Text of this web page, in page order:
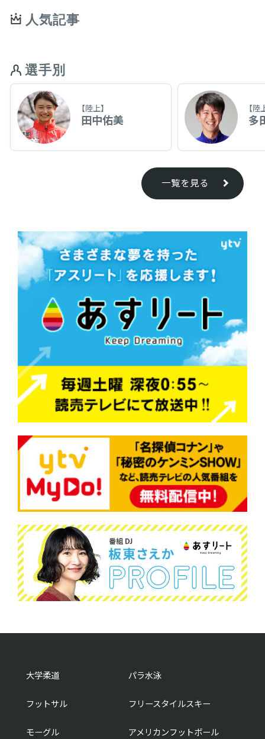
人気記事
選手別
【陸上】
田中佑美
【陸
多
一覧を見る
大学柔道 パラ水泳
フットサル フリースタイルスキー
モーグル アメリカンフットボール